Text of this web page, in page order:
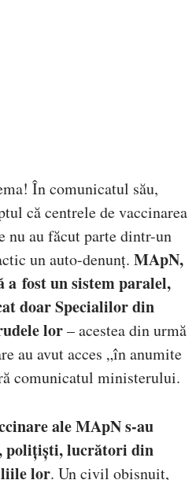
În comunicatul său,
că centrele de vaccinarea
nu au făcut parte dintr-un
un auto-denunț. MApN,
a fost un sistem paralel,
doar Specialilor din
lor– acestea din urmă
au avut acces „în anumite
comunicatul ministerului.
ale MApN s-au
polițiști, lucrători din
lor. Un civil obișnuit,